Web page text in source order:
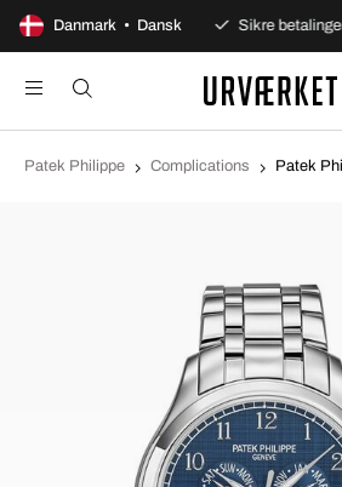
Danmark • Dansk
100 dages åbent køb Sikre betalinger
Patek Philippe Complications